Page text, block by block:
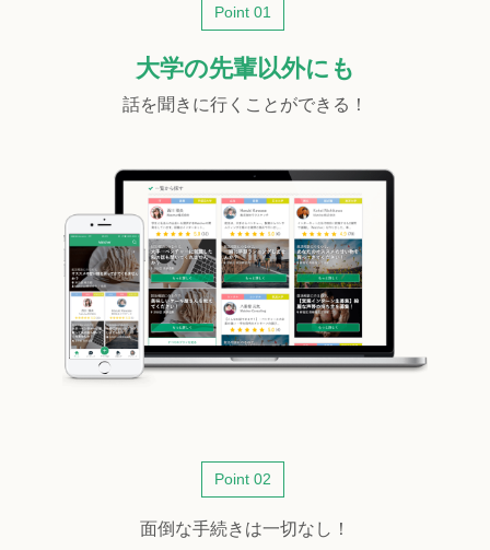
Point 01
大学の先輩以外にも
話を聞きに行くことができる！
Point 02
面倒な手続きは一切なし！